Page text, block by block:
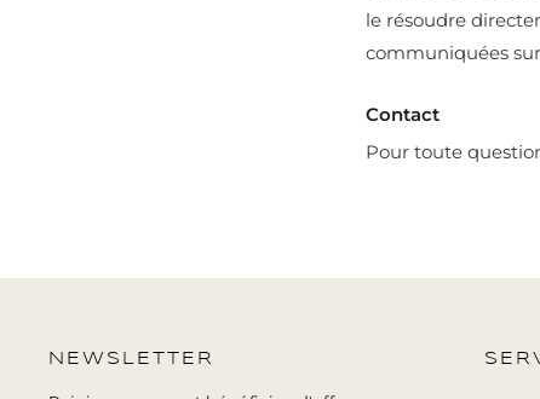
le résoudre
communiquées
Contact
Pour toute
NEWSLETTER